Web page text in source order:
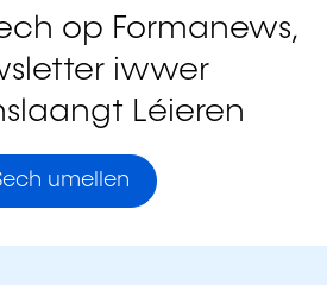
op Formanews,
iwwer
Léieren
umellen